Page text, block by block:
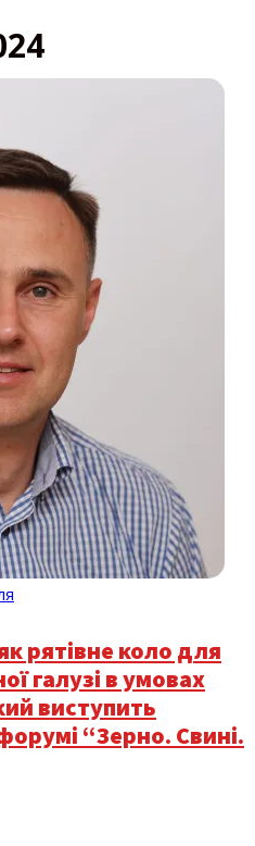
рятівне коло для
галузі в умовах
виступить
“Зерно. Свині.